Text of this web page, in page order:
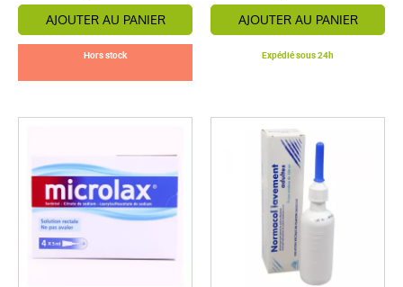
AJOUTER AU PANIER
Hors stock
AJOUTER AU PANIER
Expédié sous 24h